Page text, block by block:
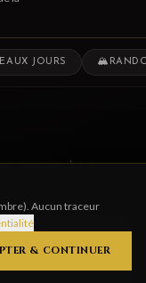
JOURS 🏔
CHOISI À LA
Aucun traceur
& CONTINUER